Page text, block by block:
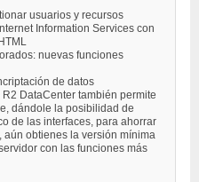
usuarios y recursos
Information Services con
nuevas funciones
de datos
DataCenter también permite
dándole la posibilidad de
de las interfaces, para ahorrar
aún obtienes la versión mínima
con las funciones más